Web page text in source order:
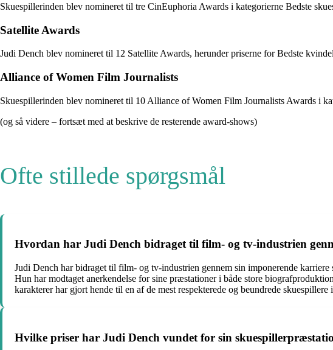
Skuespillerinden blev nomineret til tre CinEuphoria Awards i kategorierne Bedste
Satellite Awards
Judi Dench blev nomineret til 12 Satellite Awards, herunder priserne for Bedste
Alliance of Women Film Journalists
Skuespillerinden blev nomineret til 10 Alliance of Women Film Journalists Awards i
(og så videre – fortsæt med at beskrive de resterende award-shows)
Ofte stillede spørgsmål
Hvordan har Judi Dench bidraget til film- og tv-industrien
Judi Dench har bidraget til film- og tv-industrien gennem sin imponerende
Hun har modtaget anerkendelse for sine præstationer i både store
karakterer har gjort hende til en af de mest respekterede og beundrede skuespillere
Hvilke priser har Judi Dench vundet for sin